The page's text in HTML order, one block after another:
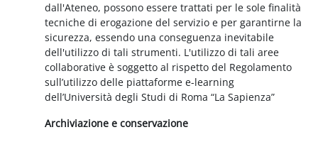
dall'Ateneo, possono essere trattati per le sole finalità
tecniche di erogazione del servizio e per garantirne la
sicurezza, essendo una conseguenza inevitabile
dell'utilizzo di tali strumenti. L'utilizzo di tali aree
collaborative è soggetto al rispetto del Regolamento
sull’utilizzo delle piattaforme e-learning
dell’Università degli Studi di Roma “La Sapienza”
Archiviazione e conservazione